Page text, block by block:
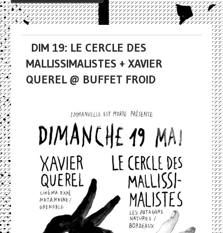
DIM 19: LE CERCLE DES
MALLISSIMALISTES + XAVIER
QUEREL @ BUFFET FROID